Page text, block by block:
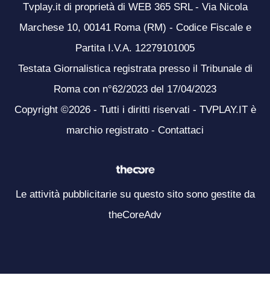
Tvplay.it di proprietà di WEB 365 SRL - Via Nicola
Marchese 10, 00141 Roma (RM) - Codice Fiscale e
Partita I.V.A. 12279101005
Testata Giornalistica registrata presso il Tribunale di
Roma con n°62/2023 del 17/04/2023
Copyright ©2026 - Tutti i diritti riservati - TVPLAY.IT è
marchio registrato - Contattaci
Le attività pubblicitarie su questo sito sono gestite da
theCoreAdv